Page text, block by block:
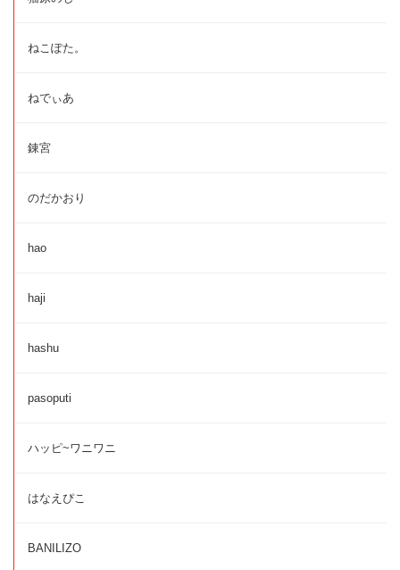
ねこぽた。
ねでぃあ
錬宮
のだかおり
hao
haji
hashu
pasoputi
ハッピ~ワニワニ
はなえぴこ
BANILIZO